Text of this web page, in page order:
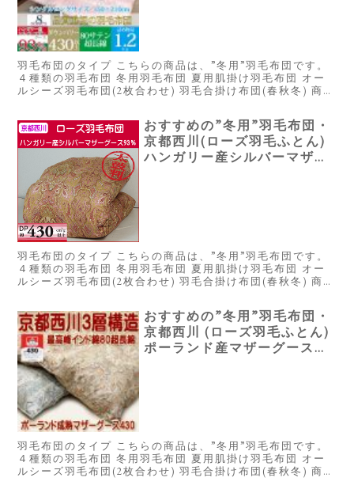
羽毛布団のタイプ こちらの商品は、”冬用”羽毛布団です。
４種類の羽毛布団 冬用羽毛布団 夏用肌掛け羽毛布団 オー
ルシーズ羽毛布団(2枚合わせ) 羽毛合掛け布団(春秋冬) 商品
おすすめの”冬用”羽毛布団・
京都西川(ローズ羽毛ふとん)
ハンガリー産シルバーマザー
羽毛布団のタイプ こちらの商品は、”冬用”羽毛布団です。
４種類の羽毛布団 冬用羽毛布団 夏用肌掛け羽毛布団 オー
ルシーズ羽毛布団(2枚合わせ) 羽毛合掛け布団(春秋冬) 商品
おすすめの”冬用”羽毛布団・
京都西川 (ローズ羽毛ふとん)
ポーランド産マザーグース
羽毛布団のタイプ こちらの商品は、”冬用”羽毛布団です。
４種類の羽毛布団 冬用羽毛布団 夏用肌掛け羽毛布団 オー
ルシーズ羽毛布団(2枚合わせ) 羽毛合掛け布団(春秋冬) 商品